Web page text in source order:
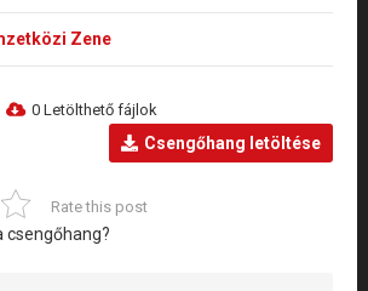
Zene
0 Letölthető fájlok
Csengőhang letöltése
Rate this post
csengőhang?